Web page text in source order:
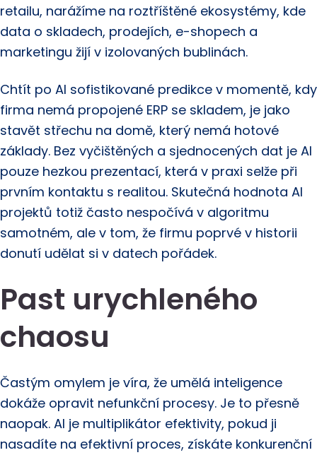
retailu, narážíme na roztříštěné ekosystémy, kde
data o skladech, prodejích, e-shopech a
marketingu žijí v izolovaných bublinách.
Chtít po AI sofistikované predikce v momentě, kdy
firma nemá propojené ERP se skladem, je jako
stavět střechu na domě, který nemá hotové
základy. Bez vyčištěných a sjednocených dat je AI
pouze hezkou prezentací, která v praxi selže při
prvním kontaktu s realitou. Skutečná hodnota AI
projektů totiž často nespočívá v algoritmu
samotném, ale v tom, že firmu poprvé v historii
donutí udělat si v datech pořádek.
Past urychleného
chaosu
Častým omylem je víra, že umělá inteligence
dokáže opravit nefunkční procesy. Je to přesně
naopak. AI je multiplikátor efektivity, pokud ji
nasadíte na efektivní proces, získáte konkurenční